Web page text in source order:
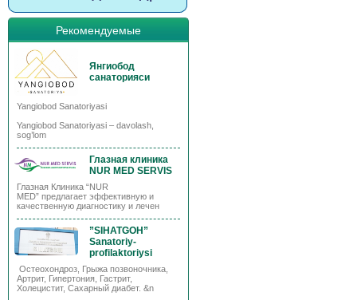
Рекомендуемые
Янгиобод
санаторияси
Yangiobod Sanatoriyasi
Yangiobod Sanatoriyasi – davolash,
sog’lom
Глазная клиника
NUR MED SERVIS
Глазная Клиника “NUR
MED” предлагает эффективную и
качественную диагностику и лечен
”SIHATGOH”
Sanatoriy-
profilaktoriysi
Остеохондроз, Грыжа позвоночника,
Артрит, Гипертония, Гастрит,
Холецистит, Сахарный диабет. &n